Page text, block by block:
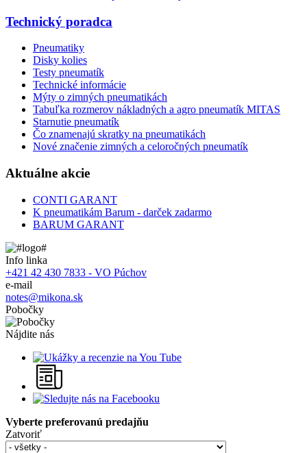
Technický poradca
Pneumatiky
Disky kolies
Testy pneumatík
Technické informácie
Mýty o zimných pneumatikách
Tabuľka rozmerov nákladných a agro pneumatík MITAS
Starnutie pneumatík
Čo znamenajú skratky na pneumatikách
Nové značenie zimných a celoročných pneumatík
Aktuálne akcie
CONTI GARANT
K pneumatikám Barum - darček zadarmo
BARUM GARANT
Info linka
+421 42 430 7833 - VO Púchov
e-mail
notes@mikona.sk
Pobočky
Nájdite nás
Vyberte preferovanú predajňu
Zatvoriť